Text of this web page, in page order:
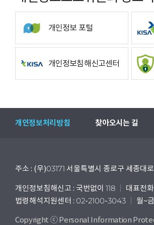
개인정보 포털
개인정보침해신고센터
개인정보처리방침 찾아오시는 길
주소 : (우)03171 서울특별시 종로구 세종대
개인정보침해신고 : 국번없이 118 대표전
법령해석지원센터 : 02-2100-3043
월~
Copyright ⓒ Personal Information